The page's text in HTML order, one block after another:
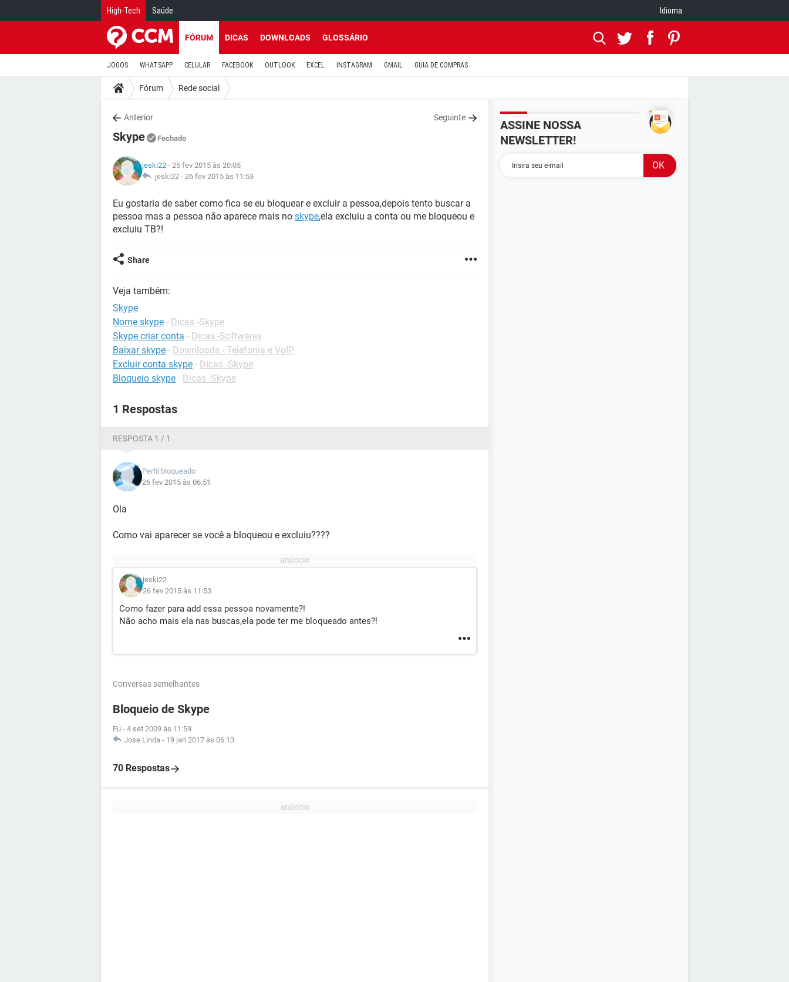
High-Tech Saúde Idioma
FÓRUM DICAS DOWNLOADS GLOSSÁRIO
JOGOS WHATSAPP CELULAR FACEBOOK OUTLOOK EXCEL INSTAGRAM GMAIL GUIA DE COMPRAS
Fórum Rede social
Anterior Seguinte
Skype Fechado
jeski22 - 25 fev 2015 às 20:05
jeski22 - 26 fev 2015 às 11:53
Eu gostaria de saber como fica se eu bloquear e excluir a pessoa,depois tento buscar a
pessoa mas a pessoa não aparece mais no skype,ela excluiu a conta ou me bloqueou e
excluiu TB?!
Share
Veja também:
Skype
Nome skype - Dicas -Skype
Skype criar conta - Dicas -Softwares
Baixar skype - Downloads - Telefonia e VoIP
Excluir conta skype - Dicas -Skype
Bloqueio skype - Dicas -Skype
1 Respostas
RESPOSTA 1 / 1
Perfil bloqueado
26 fev 2015 às 06:51
Ola
Como vai aparecer se você a bloqueou e excluiu????
jeski22
26 fev 2015 às 11:53
Como fazer para add essa pessoa novamente?!
Não acho mais ela nas buscas,ela pode ter me bloqueado antes?!
Conversas semelhantes
Bloqueio de Skype
Eu - 4 set 2009 às 11:59
Jose Linda - 19 jan 2017 às 06:13
70 Respostas
ASSINE NOSSA
NEWSLETTER!